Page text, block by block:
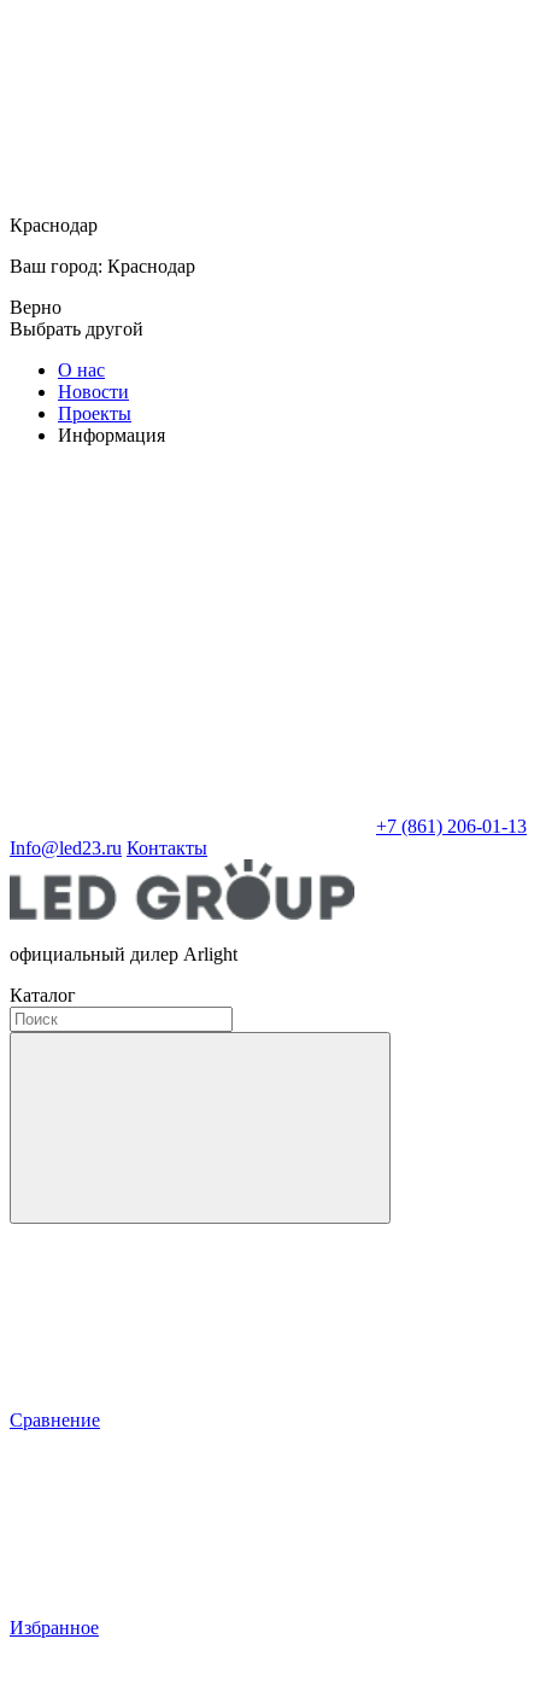
Краснодар
Ваш город: Краснодар
Верно
Выбрать другой
О нас
Новости
Проекты
Информация
+7 (861) 206-01-13
Info@led23.ru Контакты
официальный дилер Arlight
Каталог
Сравнение
Избранное